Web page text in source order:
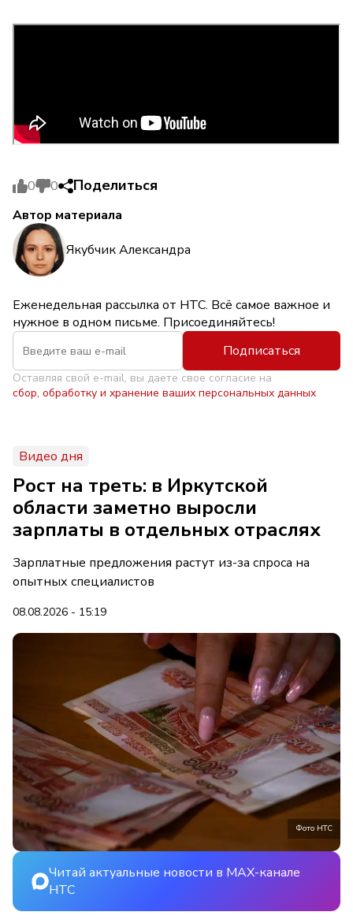
0 0 Поделиться
Автор материала
Якубчик Александра
Еженедельная рассылка от НТС. Всё самое важное и
нужное в одном письме. Присоединяйтесь!
Подписаться
Оставляя свой e-mail, вы даете свое согласие на
сбор, обработку и хранение ваших персональных данных
Видео дня
Рост на треть: в Иркутской
области заметно выросли
зарплаты в отдельных отраслях
Зарплатные предложения растут из-за спроса на
опытных специалистов
08.08.2026 - 15:19
Фото НТС
Читай актуальные новости в MAX-канале
НТС